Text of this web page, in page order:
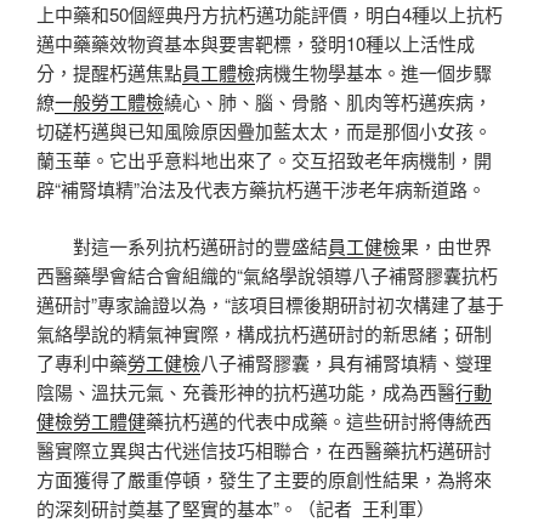
上中藥和50個經典丹方抗朽邁功能評價，明白4種以上抗朽
邁中藥藥效物資基本與要害靶標，發明10種以上活性成
分，提醒朽邁焦點員工體檢病機生物學基本。進一個步驟
繚一般勞工體檢繞心、肺、腦、骨骼、肌肉等朽邁疾病，
切磋朽邁與已知風險原因疊加藍太太，而是那個小女孩。
蘭玉華。它出乎意料地出來了。交互招致老年病機制，開
辟“補腎填精”治法及代表方藥抗朽邁干涉老年病新道路。
對這一系列抗朽邁研討的豐盛結員工健檢果，由世界
西醫藥學會結合會組織的“氣絡學說領導八子補腎膠囊抗朽
邁研討”專家論證以為，“該項目標後期研討初次構建了基于
氣絡學說的精氣神實際，構成抗朽邁研討的新思緒；研制
了專利中藥勞工健檢八子補腎膠囊，具有補腎填精、燮理
陰陽、溫扶元氣、充養形神的抗朽邁功能，成為西醫行動
健檢勞工體健藥抗朽邁的代表中成藥。這些研討將傳統西
醫實際立異與古代迷信技巧相聯合，在西醫藥抗朽邁研討
方面獲得了嚴重停頓，發生了主要的原創性結果，為將來
的深刻研討奠基了堅實的基本”。（記者 王利軍）